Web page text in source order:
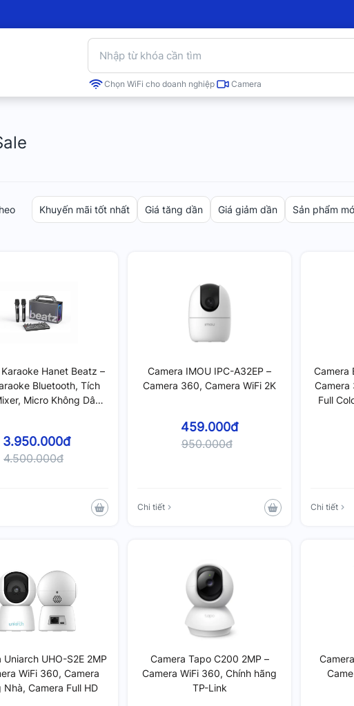
Chọn WiFi cho doanh nghiệp Camera
Khuyến mãi tốt nhất Giá tăng dần Giá giảm dần Sản phẩm
Hanet Beatz –
Bluetooth, Tích
Micro Không Dây
3.950.000đ
4.500.000đ
Camera IMOU IPC-A32EP –
Camera 360, Camera WiFi 2K
459.000đ
950.000đ
Chi tiết
Camera
Camera
Full
Chi tiết
Uniarch UHO-S2E 2MP
WiFi 360, Camera
Nhà, Camera Full HD
Camera Tapo C200 2MP –
Camera WiFi 360, Chính hãng
TP-Link